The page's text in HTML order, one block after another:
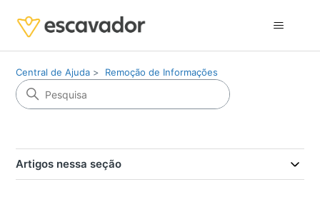
Central de Ajuda Remoção de Informações
Artigos nessa seção